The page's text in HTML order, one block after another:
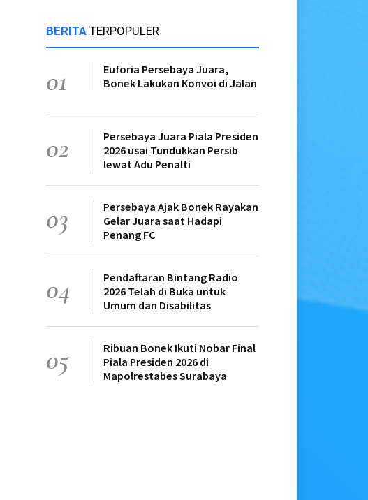
BERITA TERPOPULER
01
Euforia Persebaya Juara,
Bonek Lakukan Konvoi di Jalan
02
Persebaya Juara Piala Presiden
2026 usai Tundukkan Persib
lewat Adu Penalti
03
Persebaya Ajak Bonek Rayakan
Gelar Juara saat Hadapi
Penang FC
04
Pendaftaran Bintang Radio
2026 Telah di Buka untuk
Umum dan Disabilitas
05
Ribuan Bonek Ikuti Nobar Final
Piala Presiden 2026 di
Mapolrestabes Surabaya